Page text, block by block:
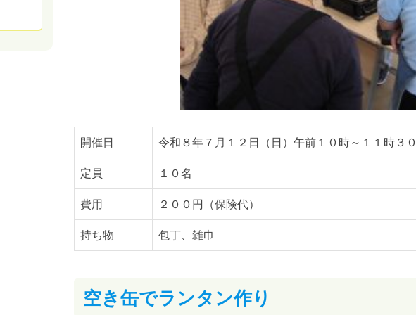
開催日
令和８年７月１２日（日）午前１０時～１１時３
定員
１０名
費用
２００円（保険代）
持ち物
包丁、雑巾
空き缶でランタン作り